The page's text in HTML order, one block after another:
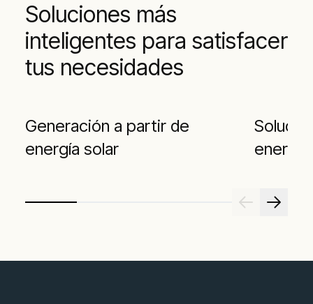
Soluciones más
inteligentes para satisfacer
tus necesidades
Generación a partir de
energía solar
energía